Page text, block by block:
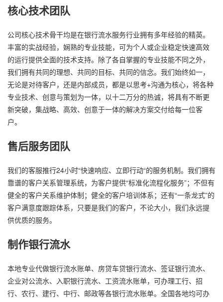
核心技术团队
公司核心技术骨干均是在银行流水服务行业拥有多年经验的精英。
丰富的实战经验，娴熟的专业技能，可为个人或企业稳定快速高效
的运行提供全面的技术支持。除了各自掌握的专业技能不同之外，
我们拥有共同的理想、共同的目标、共同的信念。我们始终如一，
无论是对待客户，还是内部成员，都是以思考+沟通为核心，将各种
专业技术、创意与策划为一体，以十二万分的热诚，将具有不断更
新突破，集战略、高效、创意于一体的解决方案交付给每一位客
户。
售后服务团队
我们的客服推行24小时“快速响应、立即行动“的服务机制。我们拥有
靠谱的客户关系管理系统，为客户提供“标准化流程化服务”；不但有
健全的客户关系维护体制；健全的客户培训体系；还有“一条龙式”的
客户满意度跟踪体系，只要是我们的客户，不论大小，我们永远提
供优质的服务。
制作银行流水
本地专业代做银行流水账单、房贷车贷银行流水、签证银行流水、
企业对公流水、入职银行流水、工资流水账单，可办理工行、招
行、农行、建行、中行、邮政等各银行流水账单。全国各地均可办